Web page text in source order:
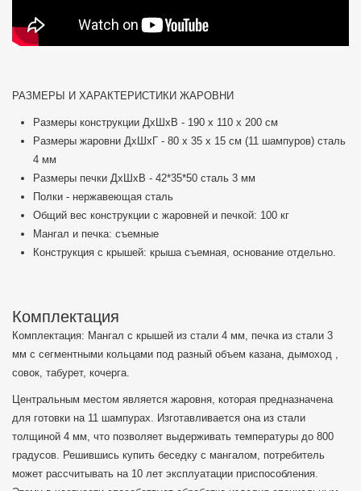
РАЗМЕРЫ И ХАРАКТЕРИСТИКИ ЖАРОВНИ
Размеры конструкции ДхШхВ - 190 х 110 х 200 см
Размеры жаровни ДхШхГ - 80 х 35 х 15 см (11 шампуров) сталь
4 мм
Размеры печки ДхШхВ - 42*35*50 сталь 3 мм
Полки - нержавеющая сталь
Общий вес конструкции с жаровней и печкой: 100 кг
Мангал и печка: съемные
Конструкция с крышей: крыша съемная, основание отдельно.
Комплектация
Комплектация: Мангал с крышей из стали 4 мм, печка из стали 3
мм с сегментными кольцами под разный объем казана, дымоход ,
совок, табурет, кочерга.
Центральным местом является жаровня, которая предназначена
для готовки на 11 шампурах. Изготавливается она из стали
толщиной 4 мм, что позволяет выдерживать температуры до 800
градусов. Решившись купить беседку с мангалом, потребитель
может рассчитывать на 10 лет эксплуатации приспособления.